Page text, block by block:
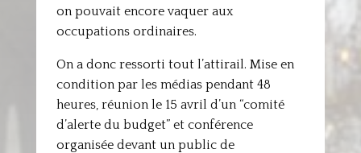
on pouvait encore vaquer aux
occupations ordinaires.
On a donc ressorti tout l’attirail. Mise en
condition par les médias pendant 48
heures, réunion le 15 avril d’un “comité
d’alerte du budget” et conférence
organisée devant un public de